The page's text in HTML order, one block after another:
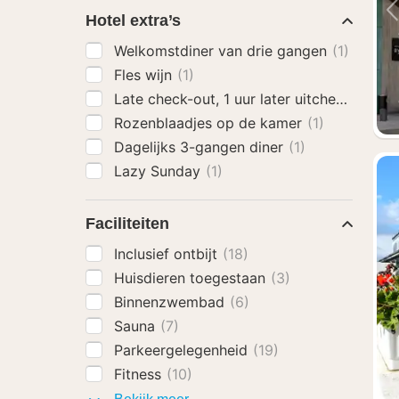
Hotel extra’s
Welkomstdiner van drie gangen (1)
Fles wijn (1)
Late check-out, 1 uur later uitchecken
(1)
Rozenblaadjes op de kamer (1)
Dagelijks 3-gangen diner (1)
Lazy Sunday (1)
Faciliteiten
Inclusief ontbijt (18)
Huisdieren toegestaan (3)
Binnenzwembad (6)
Sauna (7)
Parkeergelegenheid (19)
Fitness (10)